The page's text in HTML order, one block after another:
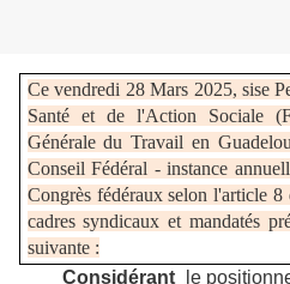
Ce vendredi 28 Mars 2025, sise
Santé et de l'Action Sociale
Générale du Travail en
Conseil Fédéral - instance
Congrès fédéraux selon l'article 8
cadres syndicaux et mandatés
suivante :
Considérant
le